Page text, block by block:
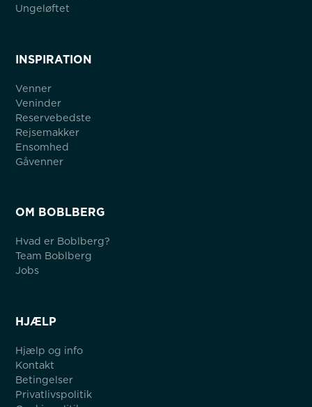
Ungeløftet
INSPIRATION
Venner
Veninder
Reservebedste
Rejsemakker
Ensomhed
Gåvenner
OM BOBLBERG
Hvad er Boblberg?
Team Boblberg
Jobs
HJÆLP
Hjælp og info
Kontakt
Betingelser
Privatlivspolitik